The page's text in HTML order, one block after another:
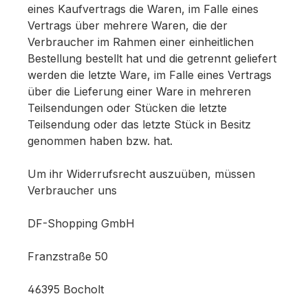
eines Kaufvertrags die Waren, im Falle eines
Vertrags über mehrere Waren, die der
Verbraucher im Rahmen einer einheitlichen
Bestellung bestellt hat und die getrennt geliefert
werden die letzte Ware, im Falle eines Vertrags
über die Lieferung einer Ware in mehreren
Teilsendungen oder Stücken die letzte
Teilsendung oder das letzte Stück in Besitz
genommen haben bzw. hat.
Um ihr Widerrufsrecht auszuüben, müssen
Verbraucher uns
DF-Shopping GmbH
Franzstraße 50
46395 Bocholt